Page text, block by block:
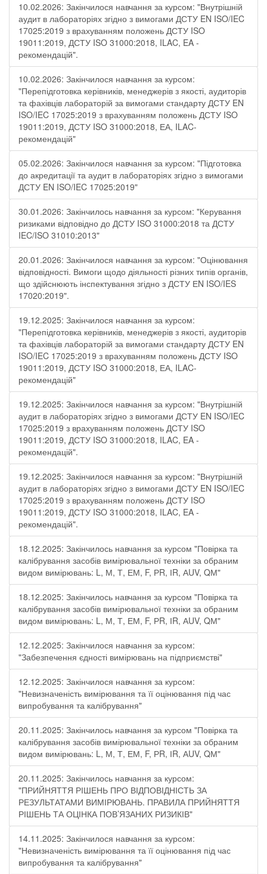
10.02.2026: Закінчилося навчання за курсом: "Внутрішній
аудит в лабораторіях згідно з вимогами ДСТУ EN ISO/IEC
17025:2019 з врахуванням положень ДСТУ ISO
19011:2019, ДСТУ ISO 31000:2018, ILAC, EA -
рекомендацій".
10.02.2026: Закінчилося навчання за курсом:
"Перепідготовка керівників, менеджерів з якості, аудиторів
та фахівців лабораторій за вимогами стандарту ДСТУ EN
ISO/IEC 17025:2019 з врахуванням положень ДСТУ ISO
19011:2019, ДСТУ ISO 31000:2018, ЕА, ILAC-
рекомендацій"
05.02.2026: Закінчилося навчання за курсом: "Підготовка
до акредитації та аудит в лабораторіях згідно з вимогами
ДСТУ EN ISO/IEC 17025:2019"
30.01.2026: Закінчилось навчання за курсом: "Керування
ризиками відповідно до ДСТУ ISO 31000:2018 та ДСТУ
IEC/ISO 31010:2013"
20.01.2026: Закінчилося навчання за курсом: "Оцінювання
відповідності. Вимоги щодо діяльності різних типів органів,
що здійснюють інспектування згідно з ДСТУ ЕN ISO/IES
17020:2019".
19.12.2025: Закінчилося навчання за курсом:
"Перепідготовка керівників, менеджерів з якості, аудиторів
та фахівців лабораторій за вимогами стандарту ДСТУ EN
ISO/IEC 17025:2019 з врахуванням положень ДСТУ ISO
19011:2019, ДСТУ ISO 31000:2018, ЕА, ILAC-
рекомендацій"
19.12.2025: Закінчилося навчання за курсом: "Внутрішній
аудит в лабораторіях згідно з вимогами ДСТУ EN ISO/IEC
17025:2019 з врахуванням положень ДСТУ ISO
19011:2019, ДСТУ ISO 31000:2018, ILAC, EA -
рекомендацій".
19.12.2025: Закінчилося навчання за курсом: "Внутрішній
аудит в лабораторіях згідно з вимогами ДСТУ EN ISO/IEC
17025:2019 з врахуванням положень ДСТУ ISO
19011:2019, ДСТУ ISO 31000:2018, ILAC, EA -
рекомендацій".
18.12.2025: Закінчилось навчання за курсом "Повірка та
калібрування засобів вимірювальної техніки за обраним
видом вимірювань: L, М, Т, ЕМ, F, РR, ІR, АUV, QМ"
18.12.2025: Закінчилось навчання за курсом "Повірка та
калібрування засобів вимірювальної техніки за обраним
видом вимірювань: L, М, Т, ЕМ, F, РR, ІR, АUV, QМ"
12.12.2025: Закінчилося навчання за курсом:
"Забезпечення єдності вимірювань на підприємстві"
12.12.2025: Закінчилося навчання за курсом:
"Невизначеність вимірювання та її оцінювання під час
випробування та калібрування"
20.11.2025: Закінчилось навчання за курсом "Повірка та
калібрування засобів вимірювальної техніки за обраним
видом вимірювань: L, М, Т, ЕМ, F, РR, ІR, АUV, QМ"
20.11.2025: Закінчилось навчання за курсом:
"ПРИЙНЯТТЯ РІШЕНЬ ПРО ВІДПОВІДНІСТЬ ЗА
РЕЗУЛЬТАТАМИ ВИМІРЮВАНЬ. ПРАВИЛА ПРИЙНЯТТЯ
РІШЕНЬ ТА ОЦІНКА ПОВ’ЯЗАНИХ РИЗИКІВ"
14.11.2025: Закінчилося навчання за курсом:
"Невизначеність вимірювання та її оцінювання під час
випробування та калібрування"